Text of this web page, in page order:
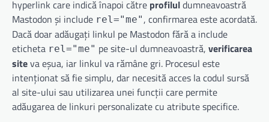
hyperlink care indică înapoi către profiluldumneavoastră
Mastodon și include rel="me" , confirmarea este acordată.
Dacă doar adăugați linkul pe Mastodon fără a include
eticheta rel="me" pe site-ul dumneavoastră, verificarea
siteva eșua, iar linkul va rămâne gri. Procesul este
intenționat să fie simplu, dar necesită acces la codul sursă
al site-ului sau utilizarea unei funcții care permite
adăugarea de linkuri personalizate cu atribute specifice.